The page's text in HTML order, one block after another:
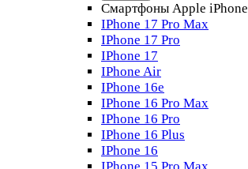
Смартфоны Apple iPhone
IPhone 17 Pro Max
IPhone 17 Pro
IPhone 17
IPhone Air
IPhone 16e
IPhone 16 Pro Max
IPhone 16 Pro
IPhone 16 Plus
IPhone 16